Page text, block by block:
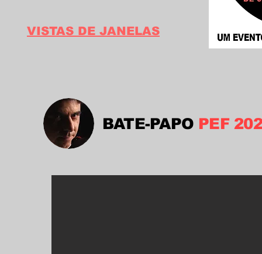
VISTAS DE JANELAS
BATE-PAPO PEF